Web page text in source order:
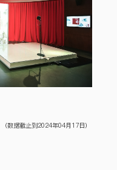
（数据截止到2024年04月17日）